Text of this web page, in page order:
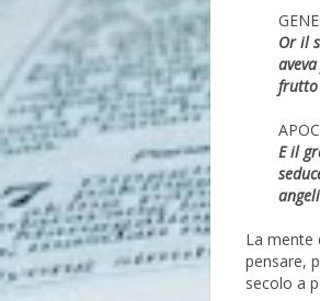
Or il
E il
La mente
pensare,
secolo a